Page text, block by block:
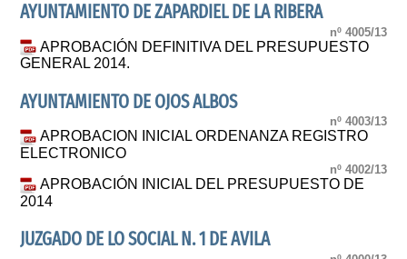
AYUNTAMIENTO DE ZAPARDIEL DE LA RIBERA
nº 4005/13
APROBACIÓN DEFINITIVA DEL PRESUPUESTO
GENERAL 2014.
AYUNTAMIENTO DE OJOS ALBOS
nº 4003/13
APROBACION INICIAL ORDENANZA REGISTRO
ELECTRONICO
nº 4002/13
APROBACIÓN INICIAL DEL PRESUPUESTO DE
2014
JUZGADO DE LO SOCIAL N. 1 DE AVILA